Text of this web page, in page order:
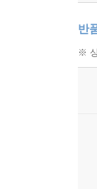
반
※